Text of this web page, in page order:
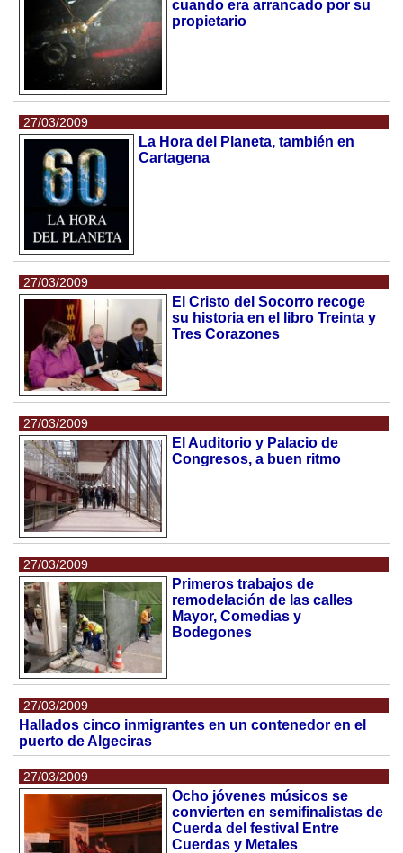
cuando era arrancado por su
propietario
27/03/2009
La Hora del Planeta, también en
Cartagena
27/03/2009
El Cristo del Socorro recoge
su historia en el libro Treinta y
Tres Corazones
27/03/2009
El Auditorio y Palacio de
Congresos, a buen ritmo
27/03/2009
Primeros trabajos de
remodelación de las calles
Mayor, Comedias y
Bodegones
27/03/2009
Hallados cinco inmigrantes en un contenedor en el
puerto de Algeciras
27/03/2009
Ocho jóvenes músicos se
convierten en semifinalistas de
Cuerda del festival Entre
Cuerdas y Metales